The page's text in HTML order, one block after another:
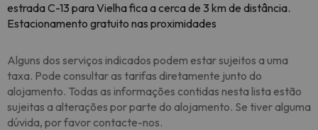
estrada C-13 para Vielha fica a cerca de 3 km de distância.
Estacionamento gratuito nas proximidades
Alguns dos serviços indicados podem estar sujeitos a uma
taxa. Pode consultar as tarifas diretamente junto do
alojamento. Todas as informações contidas nesta lista estão
sujeitas a alterações por parte do alojamento. Se tiver alguma
dúvida, por favor contacte-nos.